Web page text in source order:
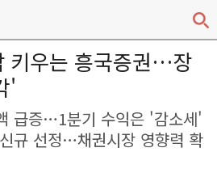
키우는 흥국증권…장
'
급증…1분기 수익은 '감소세'
규 선정…채권시장 영향력 확